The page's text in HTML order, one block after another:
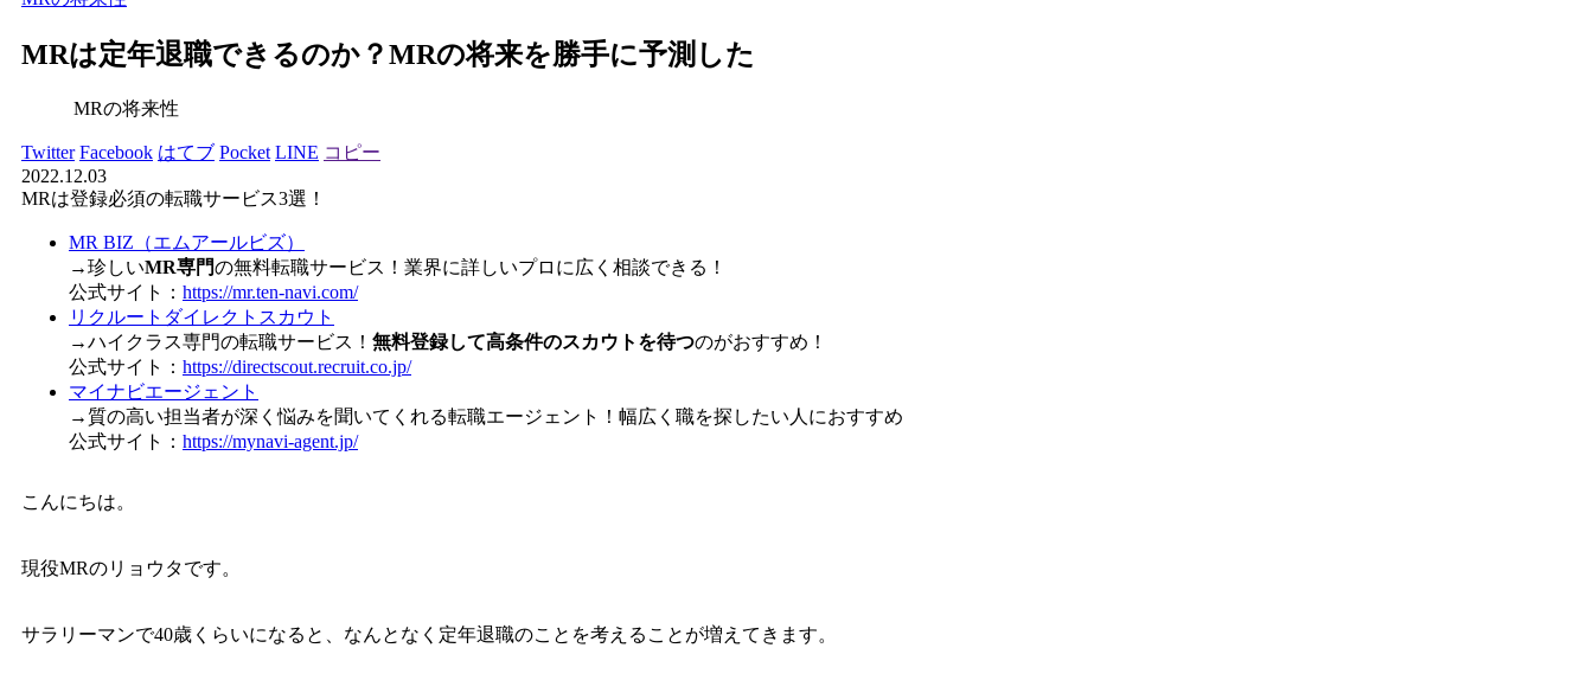
MRは定年退職できるのか？MRの将来を勝手に予測した
MRの将来性
Twitter Facebook はてブ Pocket LINE コピー
2022.12.03
MRは登録必須の転職サービス3選！
MR BIZ（エムアールビズ）
→珍しいMR専門の無料転職サービス！業界に詳しいプロに広く相談できる！
公式サイト： https://mr.ten-navi.com/
リクルートダイレクトスカウト
→ハイクラス専門の転職サービス！ 無料登録して高条件のスカウトを待つのがおすすめ！
公式サイト： https://directscout.recruit.co.jp/
マイナビエージェント
→質の高い担当者が深く悩みを聞いてくれる転職エージェント！幅広く職を探したい人におすすめ
公式サイト： https://mynavi-agent.jp/
こんにちは。
現役MRのリョウタです。
サラリーマンで40歳くらいになると、なんとなく定年退職のことを考えることが増えてきます。